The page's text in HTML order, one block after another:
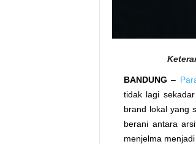
BANDUNG –
tidak lagi
brand lokal yang
berani antara
menjelma